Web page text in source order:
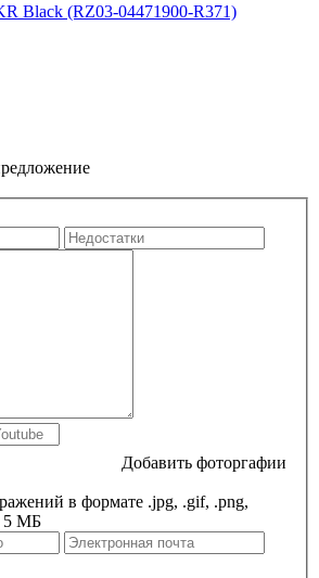
Black (RZ03-04471900-R371)
Добавить фоторгафии
в формате .jpg, .gif, .png,
5 МБ